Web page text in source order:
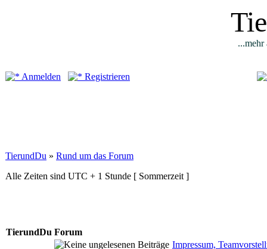
...mehr
Anmelden Registrieren
TierundDu » Rund um das Forum
Alle Zeiten sind UTC + 1 Stunde [ Sommerzeit ]
TierundDu Forum
Impressum,